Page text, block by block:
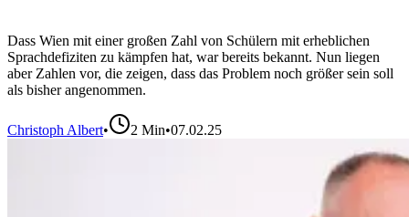
Dass Wien mit einer großen Zahl von Schülern mit erheblichen
Sprachdefiziten zu kämpfen hat, war bereits bekannt. Nun liegen
aber Zahlen vor, die zeigen, dass das Problem noch größer sein soll
als bisher angenommen.
Christoph Albert• 2 Min•07.02.25